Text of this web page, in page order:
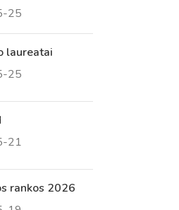
25
laureatai
25
21
rankos 2026
Tačiau
man galimybę
bet dar
šioje svetainėje